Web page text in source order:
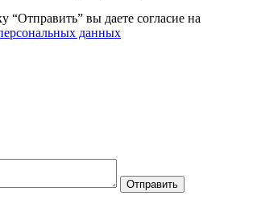
“Отправить” вы даете согласие на
данных
Отправить